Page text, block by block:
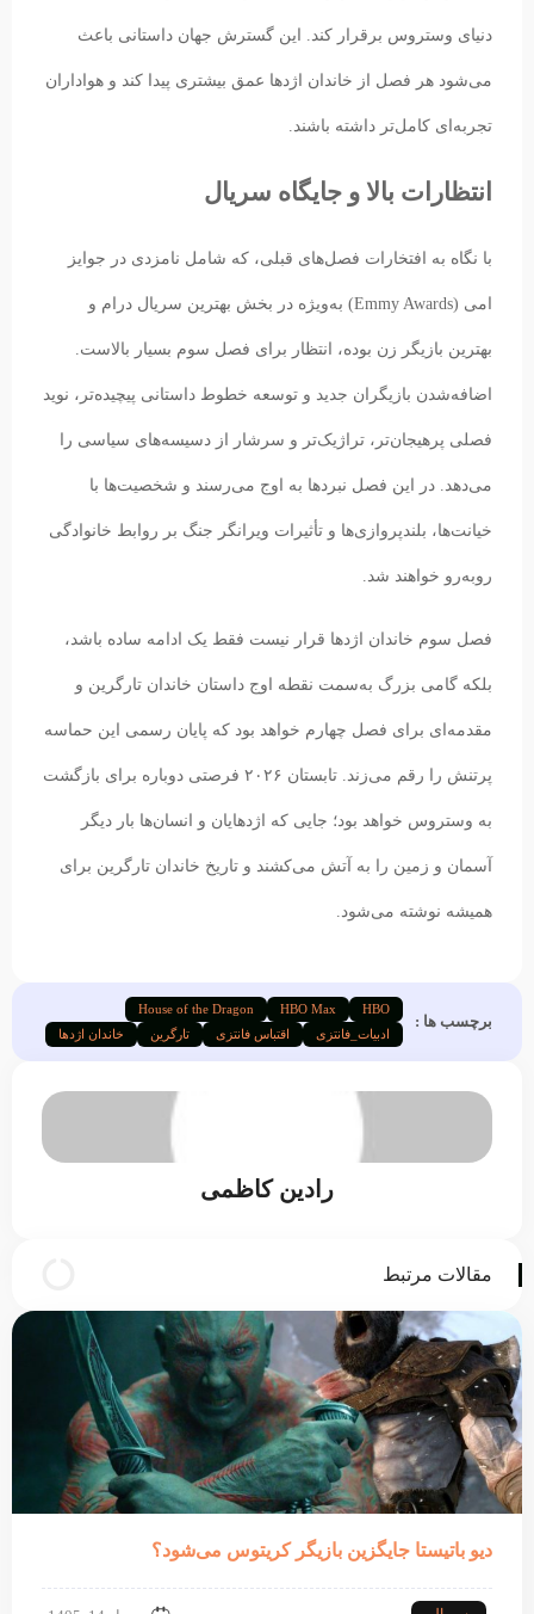
دنیای وستروس برقرار کند. این گسترش جهان داستانی باعث
می‌شود هر فصل از خاندان اژدها عمق بیشتری پیدا کند و هواداران
تجربه‌ای کامل‌تر داشته باشند.
انتظارات بالا و جایگاه سریال
با نگاه به افتخارات فصل‌های قبلی، که شامل نامزدی در جوایز
امی (Emmy Awards) به‌ویژه در بخش بهترین سریال درام و
بهترین بازیگر زن بوده، انتظار برای فصل سوم بسیار بالاست.
اضافه‌شدن بازیگران جدید و توسعه خطوط داستانی پیچیده‌تر، نوید
فصلی پرهیجان‌تر، تراژیک‌تر و سرشار از دسیسه‌های سیاسی را
می‌دهد. در این فصل نبردها به اوج می‌رسند و شخصیت‌ها با
خیانت‌ها، بلندپروازی‌ها و تأثیرات ویرانگر جنگ بر روابط خانوادگی
روبه‌رو خواهند شد.
فصل سوم خاندان اژدها قرار نیست فقط یک ادامه ساده باشد،
بلکه گامی بزرگ به‌سمت نقطه اوج داستان خاندان تارگرین و
مقدمه‌ای برای فصل چهارم خواهد بود که پایان رسمی این حماسه
پرتنش را رقم می‌زند. تابستان ۲۰۲۶ فرصتی دوباره برای بازگشت
به وستروس خواهد بود؛ جایی که اژدهایان و انسان‌ها بار دیگر
آسمان و زمین را به آتش می‌کشند و تاریخ خاندان تارگرین برای
همیشه نوشته می‌شود.
برچسب ها :
HBO
HBO Max
House of the Dragon
ادبیات_فانتزی
اقتباس فانتزی تارگرین خاندان اژدها
رادین کاظمی
مقالات مرتبط
دیو باتیستا جایگزین بازیگر کریتوس می‌شود؟